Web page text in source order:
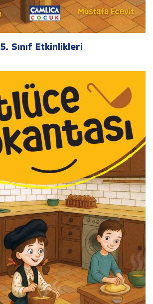
5. Sınıf Etkinlikleri